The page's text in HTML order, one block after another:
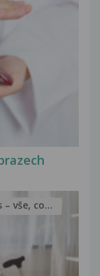
vše, co...